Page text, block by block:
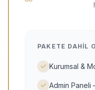
PAKETE DAHIL
Kurumsal &
Admin Paneli